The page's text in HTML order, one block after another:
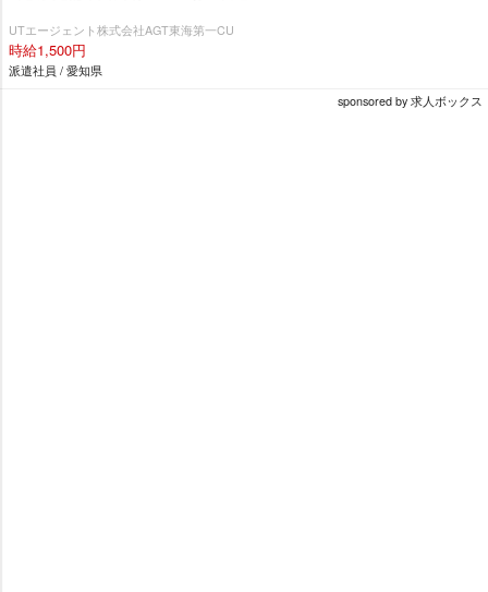
UTエージェント株式会社AGT東海第一CU
時給1,500円
派遣社員 / 愛知県
sponsored by 求人ボックス